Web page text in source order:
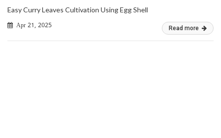
Easy Curry Leaves Cultivation Using Egg Shell
Apr 21, 2025 Read more